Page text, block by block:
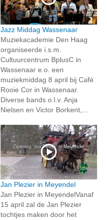
Jazz Middag Wassenaar
Muziekacademie Den Haag
organiseerde i.s.m.
Cultuurcentrum BplusC in
Wassenaar e.o. een
muziekmiddag 8 april bij Café
Rooie Cor in Wassenaar.
Diverse bands o.l.v. Anja
Nielsen en Victor Borkent,...
Jan Plezier in Meyendel
Jan Plezier in MeyendelVanaf
15 april zal de Jan Plezier
tochtjes maken door het